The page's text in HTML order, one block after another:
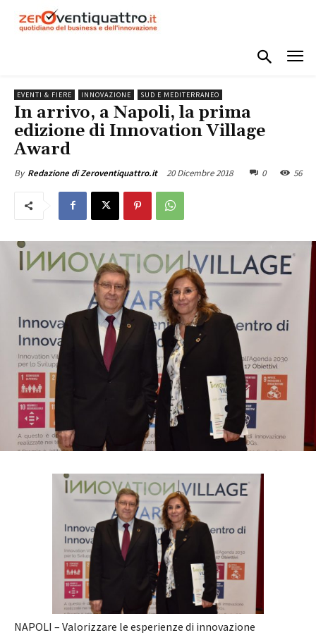
EVENTI & FIERE INNOVAZIONE SUD E MEDITERRANEO
In arrivo, a Napoli, la prima
edizione di Innovation Village
Award
By Redazione di Zeroventiquattro.it 20 Dicembre 2018 0 56
NAPOLI – Valorizzare le esperienze di innovazione